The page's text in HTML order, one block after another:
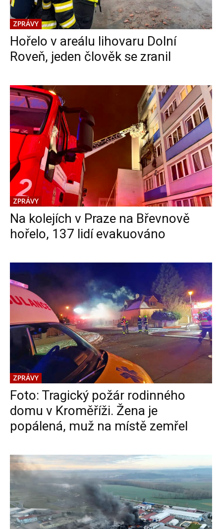
ZPRÁVY
Hořelo v areálu lihovaru Dolní
Roveň, jeden člověk se zranil
ZPRÁVY
Na kolejích v Praze na Břevnově
hořelo, 137 lidí evakuováno
ZPRÁVY
Foto: Tragický požár rodinného
domu v Kroměříži. Žena je
popálená, muž na místě zemřel